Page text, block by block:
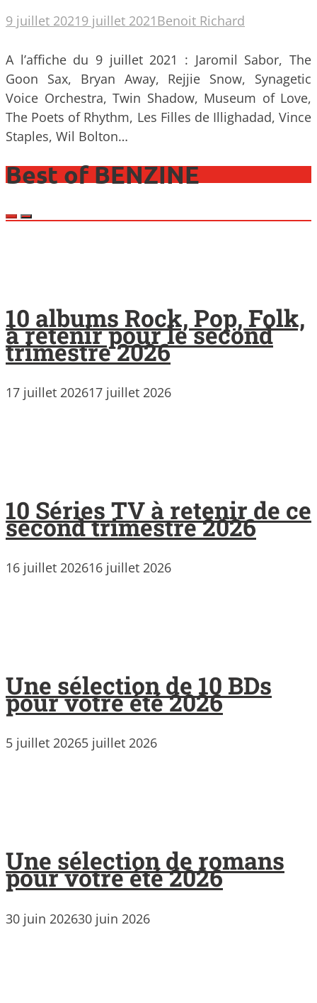
9 juillet 20219 juillet 2021 Benoit Richard
A l’affiche du 9 juillet 2021 : Jaromil Sabor, The
Goon Sax, Bryan Away, Rejjie Snow, Synagetic
Voice Orchestra, Twin Shadow, Museum of Love,
The Poets of Rhythm, Les Filles de Illighadad, Vince
Staples, Wil Bolton…
Best of BENZINE
10 albums Rock, Pop, Folk,
à retenir pour le second
trimestre 2026
17 juillet 202617 juillet 2026
10 Séries TV à retenir de ce
second trimestre 2026
16 juillet 202616 juillet 2026
Une sélection de 10 BDs
pour votre été 2026
5 juillet 20265 juillet 2026
Une sélection de romans
pour votre été 2026
30 juin 202630 juin 2026